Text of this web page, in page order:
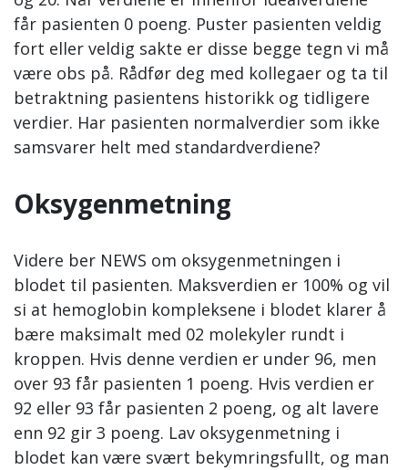
får pasienten 0 poeng. Puster pasienten veldig
fort eller veldig sakte er disse begge tegn vi må
være obs på. Rådfør deg med kollegaer og ta til
betraktning pasientens historikk og tidligere
verdier. Har pasienten normalverdier som ikke
samsvarer helt med standardverdiene?
Oksygenmetning
Videre ber NEWS om oksygenmetningen i
blodet til pasienten. Maksverdien er 100% og vil
si at hemoglobin kompleksene i blodet klarer å
bære maksimalt med 02 molekyler rundt i
kroppen. Hvis denne verdien er under 96, men
over 93 får pasienten 1 poeng. Hvis verdien er
92 eller 93 får pasienten 2 poeng, og alt lavere
enn 92 gir 3 poeng. Lav oksygenmetning i
blodet kan være svært bekymringsfullt, og man